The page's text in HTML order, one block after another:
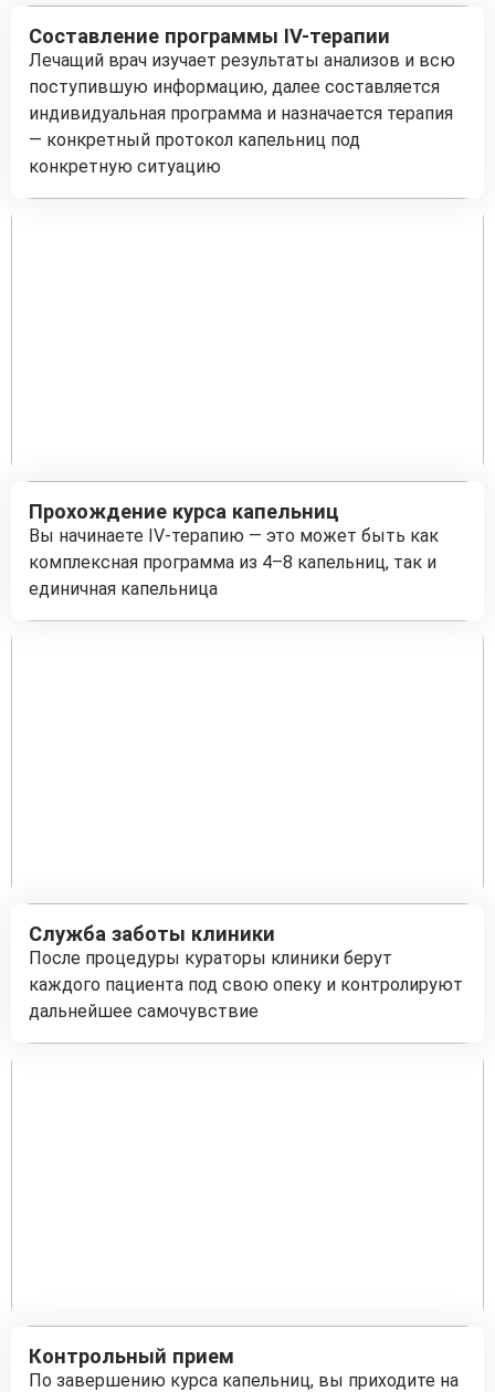
Составление программы IV-терапии
Лечащий врач изучает результаты анализов и всю
поступившую информацию, далее составляется
индивидуальная программа и назначается терапия
— конкретный протокол капельниц под
конкретную ситуацию
Прохождение курса капельниц
Вы начинаете IV-терапию — это может быть как
комплексная программа из 4–8 капельниц, так и
единичная капельница
Служба заботы клиники
После процедуры кураторы клиники берут
каждого пациента под свою опеку и контролируют
дальнейшее самочувствие
Контрольный прием
По завершению курса капельниц, вы приходите на